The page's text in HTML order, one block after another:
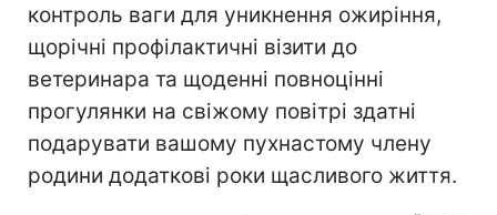
контроль ваги для уникнення ожиріння,
щорічні профілактичні візити до
ветеринара та щоденні повноцінні
прогулянки на свіжому повітрі здатні
подарувати вашому пухнастому члену
родини додаткові роки щасливого життя.